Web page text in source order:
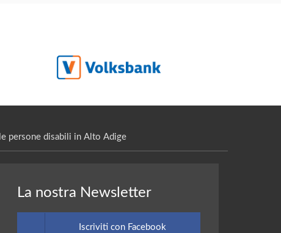
persone disabili in Alto Adige
La nostra Newsletter
Iscriviti con Facebook